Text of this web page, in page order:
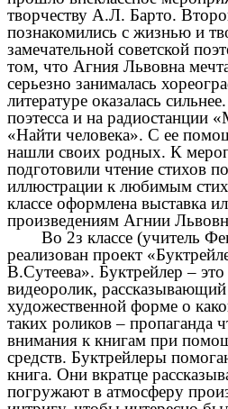
творчеству А.Л. Барто.
познакомились с жизнью и
замечательной советской
том, что Агния Львовна
серьезно занималась
литературе оказалась
поэтесса и на радиостанции
«Найти человека». С ее
нашли своих родных. К
подготовили чтение стихов
иллюстрации к любимым
классе оформлена выставка
произведениям Агнии
Во 2з классе (учитель
реализован проект
В.Сутеева». Буктрейлер –
видеоролик,
художественной форме о
таких роликов – пропаганда
внимания к книгам при
средств. Буктрейлеры
книга. Они вкратце
погружают в атмосферу